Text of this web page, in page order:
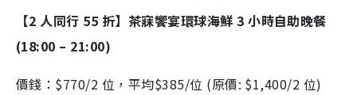
【2 人同行 55 折】茶寐饗宴環球海鮮 3 小時自助晚餐
(18:00 – 21:00)
價錢：$770/2 位，平均$385/位 (原價: $1,400/2 位)